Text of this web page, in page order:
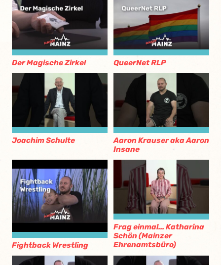
Der Magische Zirkel QueerNet RLP
Joachim Schulte
Aaron Krauser aka Aaron
Insane
Fightback Wrestling
Frag einmal... Katharina
Schön (Mainzer
Ehrenamtsbüro)